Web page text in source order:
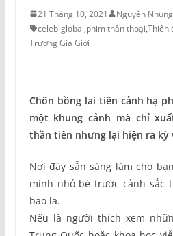
21 Tháng 10, 2021
Nguyễn Nhung
celeb-global,phim thần thoại,Thiên
Trương Gia Giới
Chốn bồng lai tiên cảnh hạ
một khung cảnh mà chỉ
thần tiên nhưng lại hiện ra kỳ
Nơi đây sẵn sàng làm cho
mình nhỏ bé trước cảnh sắc
bao la.
Nếu là người thích xem